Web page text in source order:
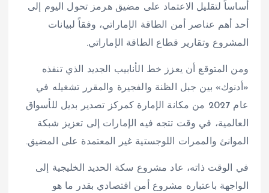
أساساً لتقليل الاعتماد على مضيق هرمز تحول اليوم إلى
أحد أهم عناصر أمن الطاقة الإماراتي، وفقاً لبيانات
المشروع وتقارير قطاع الطاقة الإماراتي.
ومن المتوقع أن يعزز خط الأنابيب الجديد الذي تنفذه
«أدنوك» بين جبل الظنة والفجيرة والمقرر تشغيله في
عام 2027 من مكانة الإمارة كمركز تصدير بديل للأسواق
العالمية، في وقت تتجه فيه الإمارات إلى تعزيز شبكة
الموانئ والممرات اللوجستية غير المعتمدة على المضيق.
في الوقت ذاته، عاد مشروع سكة الحديد الخليجية إلى
الواجهة باعتباره مشروع أمن اقتصادي بقدر ما هو